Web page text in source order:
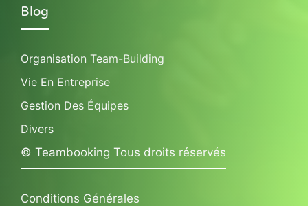
Blog
Organisation Team-Building
Vie En Entreprise
Gestion Des Équipes
Divers
© Teambooking Tous droits réservés
Conditions Générales